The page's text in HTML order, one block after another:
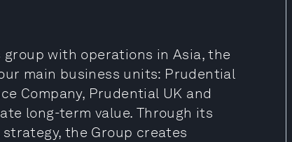
with operations in Asia, the
main business units: Prudential
Company, Prudential UK and
long-term value. Through its
the Group creates